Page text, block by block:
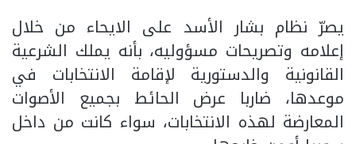
يصرّ نظام بشار الأسد على الايحاء من خلال
إعلامه وتصريحات مسؤوليه، بأنه يملك الشرعية
القانونية والدستورية لإقامة الانتخابات في
موعدها، ضاربا عرض الحائط بجميع الأصوات
المعارضة لهذه الانتخابات، سواء كانت من داخل